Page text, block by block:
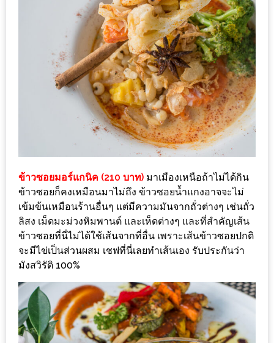
2557
ร้าน
หมู
กระทะ
เชียงใหม่
ไม่
เกิน
200
บาท
รีวิว
ดี
กับ
วงใน
แจก
ข้าวซอยมอร์แกนิค (210 บาท) มาเมืองเหนือถ้าไม่ได้กิน
ข้าวซอยก็คงเหมือนมาไม่ถึง ข้าวซอยน้ำแกงอาจจะไม่
เข้มข้นเหมือนร้านอื่นๆ แต่มีความมันจากถั่วต่างๆ เช่นถั่ว
ลิสง เม็ดมะม่วงหิมพานต์ และเห็ดต่างๆ และที่สำคัญเส้น
ข้าวซอยที่นี่ไม่ได้ใช้เส้นจากที่อื่น เพราะเส้นข้าวซอยปกติ
จะมีไข่เป็นส่วนผสม เชฟที่นี่เลยทำเส้นเอง รับประกันว่า
มังสวิรัติ 100%